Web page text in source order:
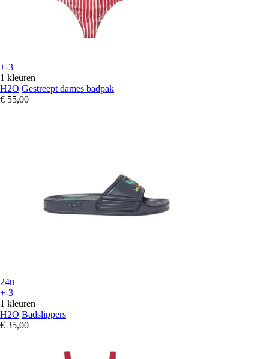
+-3
1 kleuren
H2O Gestreept dames badpak
€ 55,00
24u
+-3
1 kleuren
H2O Badslippers
€ 35,00